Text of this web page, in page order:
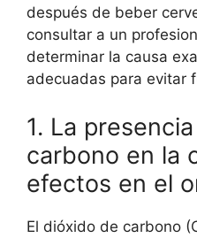
después de beber
consultar a un
determinar la causa
adecuadas para evitar
1. La
carbono en la
efectos en el
El dióxido de carbono